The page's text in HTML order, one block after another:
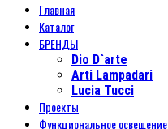
Главная
Каталог
БРЕНДЫ
Dio D`arte
Arti Lampadari
Lucia Tucci
Проекты
Функциональное освещение